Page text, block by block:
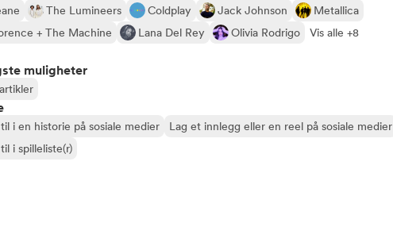
The Lumineers Coldplay Jack Johnson
Metallica
+ The Machine
Lana Del Rey Olivia Rodrigo Vis alle +8
muligheter
i en historie på sosiale medier
Lag et innlegg eller en reel på sosiale medier
i spilleliste(r)